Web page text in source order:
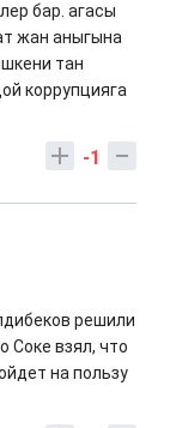
бар. агасы
жан аныгына
тан
коррупцияга
-1
решили
Соке взял, что
на пользу